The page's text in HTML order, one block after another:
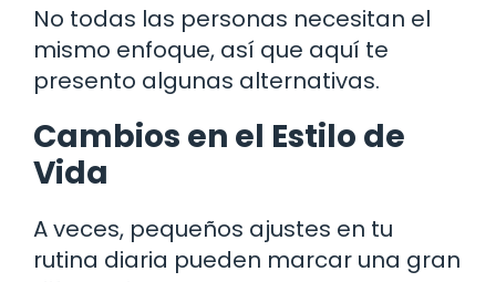
No todas las personas necesitan el
mismo enfoque, así que aquí te
presento algunas alternativas.
Cambios en el Estilo de
Vida
A veces, pequeños ajustes en tu
rutina diaria pueden marcar una gran